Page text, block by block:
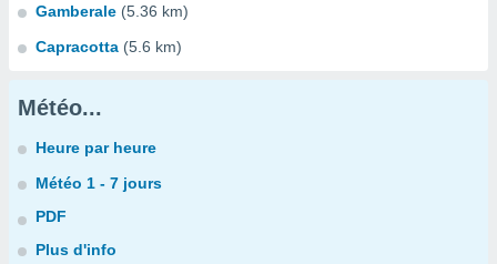
Gamberale (5.36 km)
Capracotta (5.6 km)
Météo...
Heure par heure
Météo 1 - 7 jours
PDF
Plus d'info